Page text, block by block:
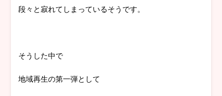
段々と寂れてしまっているそうです。
そうした中で
地域再生の第一弾として